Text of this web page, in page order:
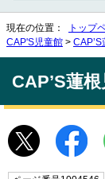
現在の位置： トップ
CAP'S児童館 >
CAP’S蓮